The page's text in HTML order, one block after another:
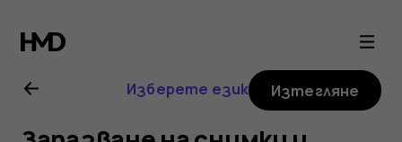
Ръководство
на
потребителя
Изберете език Изтегляне